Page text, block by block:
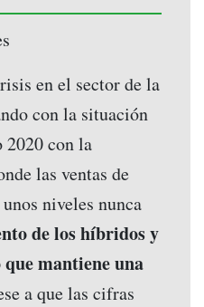
en el sector de la
con la situación
2020 con la
las ventas de
niveles nunca
de los híbridos y
mantiene una
a que las cifras